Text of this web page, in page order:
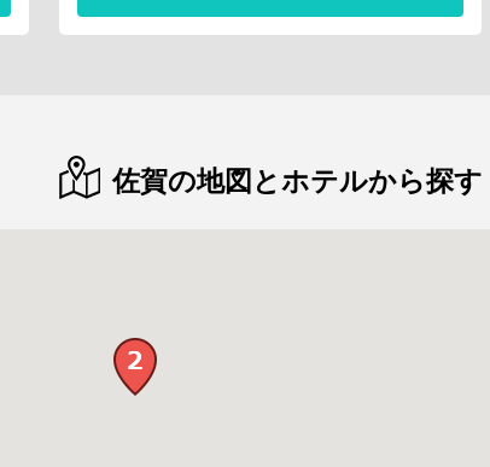
佐賀の地図とホテルから探す